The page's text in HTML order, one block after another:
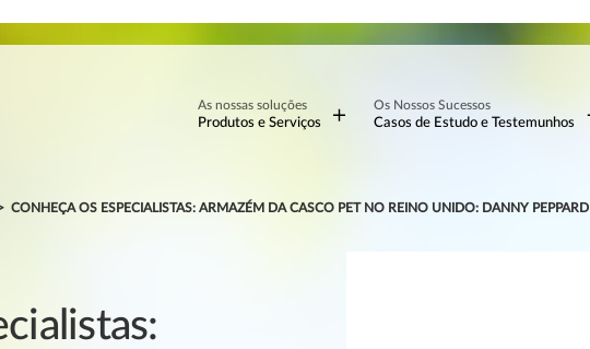
As nossas soluções
Produtos e Serviços
Os Nossos Sucessos
Casos de Estudo e Testemunhos
CONHEÇA OS ESPECIALISTAS: ARMAZÉM DA CASCO PET NO REINO UNIDO: DANNY PEPPARD